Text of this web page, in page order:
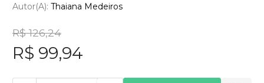
Autor(a): Thaiana Medeiros
R$ 126,24
R$ 99,94